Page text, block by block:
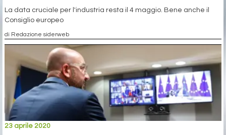
La data cruciale per l'industria resta il 4 maggio. Bene anche il
Consiglio europeo
di Redazione siderweb
23 aprile 2020